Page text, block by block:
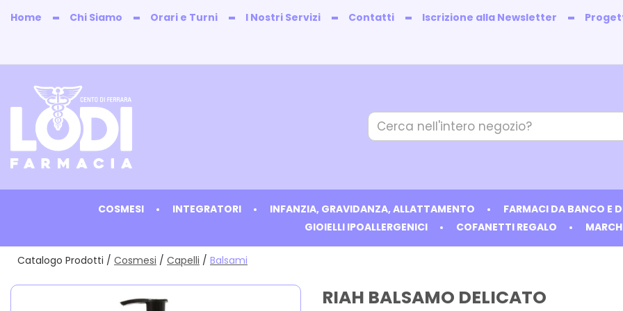
Home Chi Siamo Orari e Turni I Nostri Servizi Contatti Iscrizione alla Newsletter
Farmacia
Lodi
Cerca
Prodotto
COSMESI INTEGRATORI INFANZIA, GRAVIDANZA, ALLATTAMENTO FARMACI DA BANCO E
GIOIELLI IPOALLERGENICI
COFANETTI REGALO
Catalogo Prodotti / Cosmesi / Capelli / Balsami
RIAH BALSAMO DELICATO